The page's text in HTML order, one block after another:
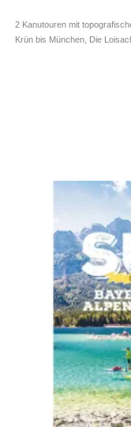
2 Kanutouren mit
Krün bis München, Die
Deutschland ➥ ⓘ
inkl. 7 % MwSt.
zzgl.Versandkosten